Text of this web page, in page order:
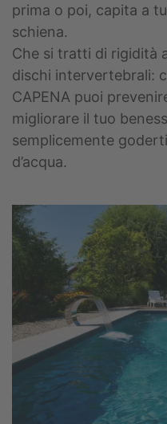
prima o poi, capita a
schiena.
Che si tratti di rigidità
dischi intervertebrali:
CAPENA puoi
migliorare il tuo
semplicemente
d’acqua.